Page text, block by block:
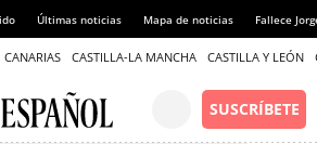
Últimas noticias Mapa de noticias Fallece
CANARIAS CASTILLA-LA MANCHA CASTILLA Y LEÓN